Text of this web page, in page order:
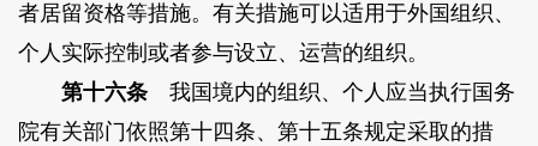
者居留资格等措施。有关措施可以适用于外国组织、
个人实际控制或者参与设立、运营的组织。
第十六条我国境内的组织、个人应当执行国务
院有关部门依照第十四条、第十五条规定采取的措